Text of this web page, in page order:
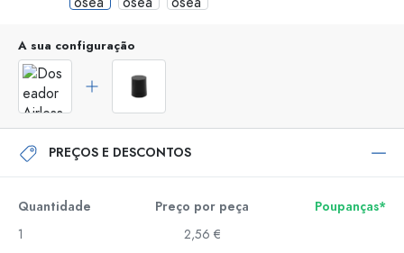
A sua configuração
PREÇOS E DESCONTOS
Quantidade Preço por peça
Poupanças*
1
2,56 €